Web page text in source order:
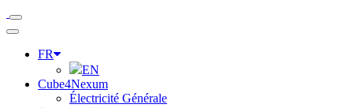
FR
EN
Cube4Nexum
Électricité Générale